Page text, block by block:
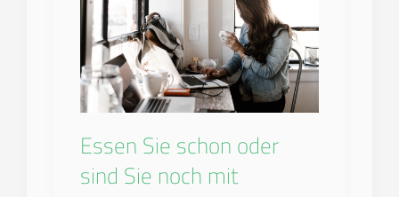
Essen Sie schon oder
sind Sie noch mit